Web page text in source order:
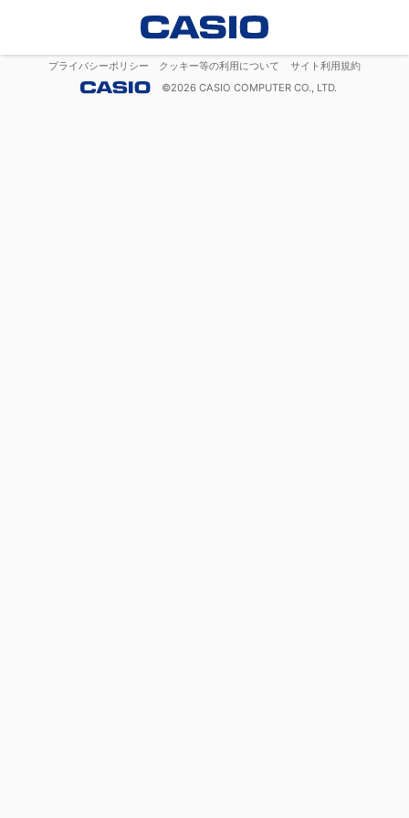
プライバシーポリシー クッキー等の利用について
サイト利用規約
©2026 CASIO COMPUTER CO., LTD.